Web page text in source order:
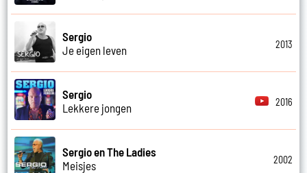
Sergio
Je eigen leven
2013
Sergio
Lekkere jongen
2016
Sergio en The Ladies
Meisjes
2002